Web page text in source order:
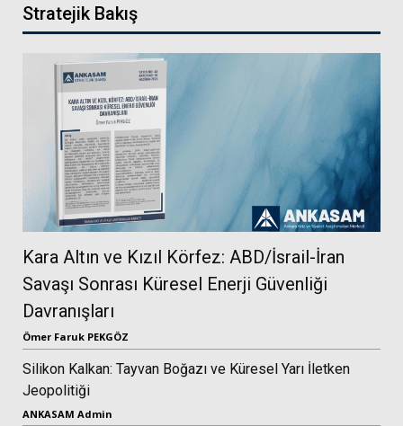
Stratejik Bakış
Kara Altın ve Kızıl Körfez: ABD/İsrail-İran
Savaşı Sonrası Küresel Enerji Güvenliği
Davranışları
Ömer Faruk PEKGÖZ
Silikon Kalkan: Tayvan Boğazı ve Küresel Yarı İletken
Jeopolitiği
ANKASAM Admin